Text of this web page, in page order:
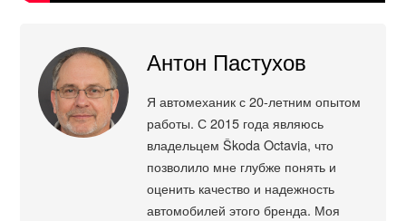
Антон Пастухов
Я автомеханик с 20-летним опытом
работы. С 2015 года являюсь
владельцем Škoda Octavia, что
позволило мне глубже понять и
оценить качество и надежность
автомобилей этого бренда. Моя